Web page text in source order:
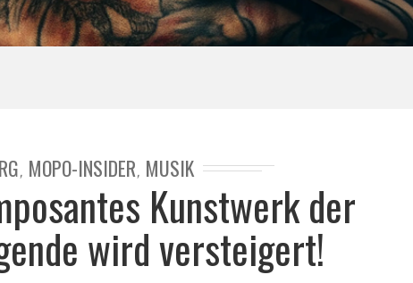
, MOPO-INSIDER, MUSIK
Kunstwerk der
wird versteigert!